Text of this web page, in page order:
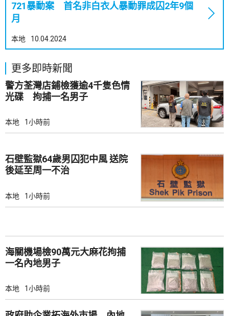
721暴動案 首名非白衣人暴動罪成囚2年9個
月
本地 10.04.2024
更多即時新聞
警方荃灣店鋪檢獲逾4千隻色情
光碟 拘捕一名男子
本地 1小時前
石壁監獄64歲男囚犯中風 送院
後延至周一不治
本地 1小時前
海關機場檢90萬元大麻花拘捕
一名內地男子
本地 1小時前